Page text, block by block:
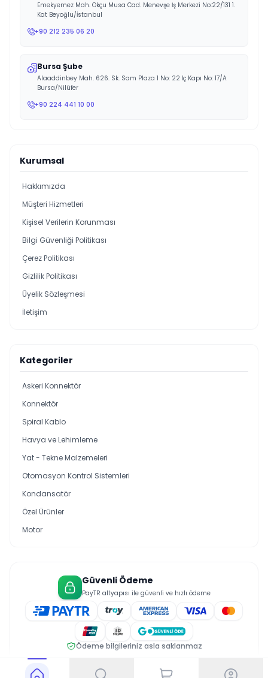
Emekyemez Mah. Okçu Musa Cad. Menevşe İş Merkezi No:22/131 1.
Kat Beyoğlu/İstanbul
+90 212 235 06 20
Bursa Şube
Alaaddinbey Mah. 626. Sk. Sam Plaza 1 No: 22 İç Kapı No: 17/A
Bursa/Nilüfer
+90 224 441 10 00
Kurumsal
Hakkımızda
Müşteri Hizmetleri
Kişisel Verilerin Korunması
Bilgi Güvenliği Politikası
Çerez Politikası
Gizlilik Politikası
Üyelik Sözleşmesi
İletişim
Kategoriler
Askeri Konnektör
Konnektör
Spiral Kablo
Havya ve Lehimleme
Yat - Tekne Malzemeleri
Otomasyon Kontrol Sistemleri
Kondansatör
Özel Ürünler
Motor
Güvenli Ödeme
PayTR altyapısı ile güvenli ve hızlı ödeme
Ödeme bilgileriniz asla saklanmaz